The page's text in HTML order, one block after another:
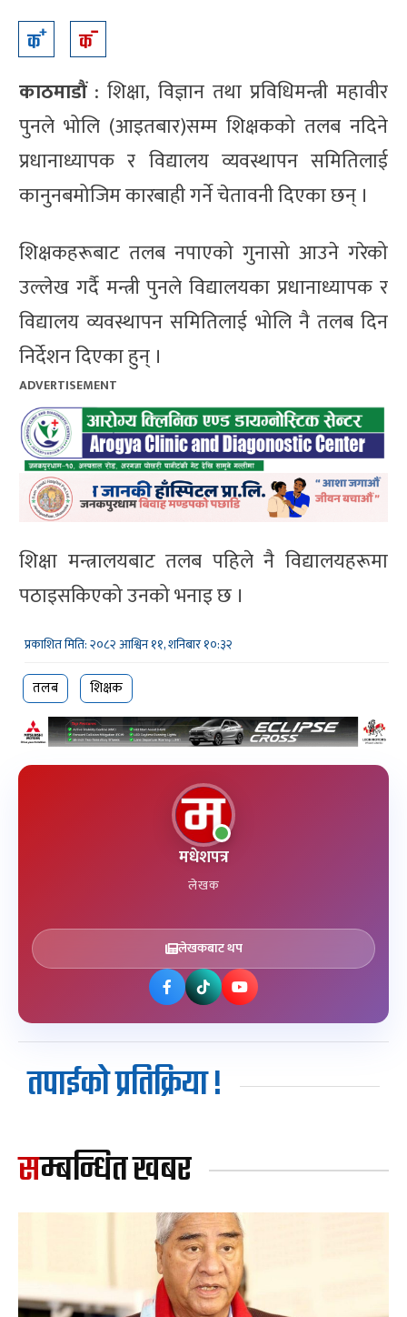
काठमाडौं: शिक्षा, विज्ञान तथा प्रविधिमन्त्री महावीर
पुनले भोलि (आइतबार)सम्म शिक्षकको तलब नदिने
प्रधानाध्यापक र विद्यालय व्यवस्थापन समितिलाई
कानुनबमोजिम कारबाही गर्ने चेतावनी दिएका छन् ।
शिक्षकहरूबाट तलब नपाएको गुनासो आउने गरेको
उल्लेख गर्दै मन्त्री पुनले विद्यालयका प्रधानाध्यापक र
विद्यालय व्यवस्थापन समितिलाई भोलि नै तलब दिन
निर्देशन दिएका हुन् ।
ADVERTISEMENT
शिक्षा मन्त्रालयबाट तलब पहिले नै विद्यालयहरूमा
पठाइसकिएको उनको भनाइ छ ।
प्रकाशित मिति: २०८२ आश्विन ११, शनिबार १०:३२
तलब शिक्षक
मधेशपत्र
लेखक
लेखकबाट थप
तपाईको प्रतिक्रिया !
सम्बन्धित खबर